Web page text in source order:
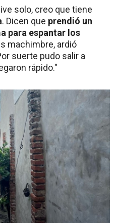
solo, creo que tiene
. Dicen que prendió un
para espantar los
machimbre, ardió
suerte pudo salir a
rápido."